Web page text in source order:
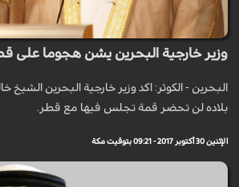
وزير خارجية البحرين يشن هجوما على
البحرين - الكوثر: اكد وزير خارجية البحرين الشيخ
بلاده لن تحضر قمة تجلس فيها مع قطر.
الإثنين 30 أكتوبر 2017 - 09:21 بتوقيت مكة